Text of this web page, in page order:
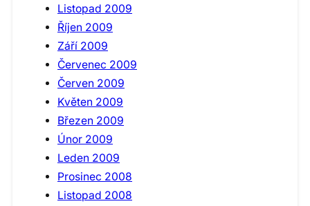
Listopad 2009
Říjen 2009
Září 2009
Červenec 2009
Červen 2009
Květen 2009
Březen 2009
Únor 2009
Leden 2009
Prosinec 2008
Listopad 2008